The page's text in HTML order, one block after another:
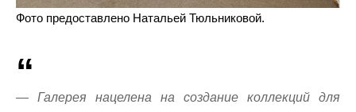
Фото предоставлено Натальей Тюльниковой.
— Галерея нацелена на создание коллекций для